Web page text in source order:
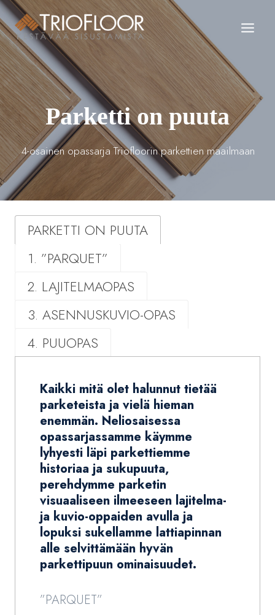
Siirry
sisältöön
Parketti on puuta
4-osainen opassarja Triofloorin parkettien maailmaan
PARKETTI ON PUUTA
1. ”PARQUET”
2. LAJITELMAOPAS
3. ASENNUSKUVIO-OPAS
4. PUUOPAS
Kaikki mitä olet halunnut tietää
parketeista ja vielä hieman
enemmän. Neliosaisessa
opassarjassamme käymme
lyhyesti läpi parkettiemme
historiaa ja sukupuuta,
perehdymme parketin
visuaaliseen ilmeeseen lajitelma-
ja kuvio-oppaiden avulla ja
lopuksi sukellamme lattiapinnan
alle selvittämään hyvän
parkettipuun ominaisuudet.
”PARQUET”